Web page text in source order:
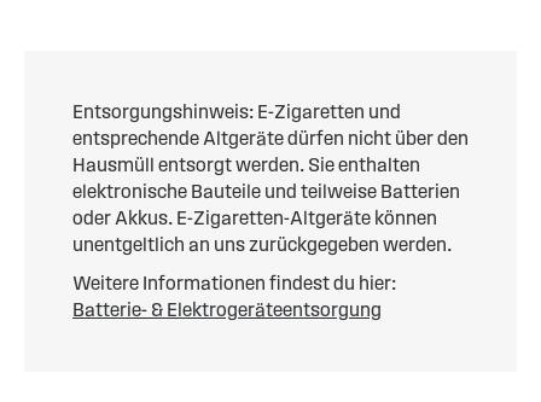
Entsorgungshinweis: E-Zigaretten und
entsprechende Altgeräte dürfen nicht über den
Hausmüll entsorgt werden. Sie enthalten
elektronische Bauteile und teilweise Batterien
oder Akkus. E-Zigaretten-Altgeräte können
unentgeltlich an uns zurückgegeben werden.
Weitere Informationen findest du hier:
Batterie- & Elektrogeräteentsorgung